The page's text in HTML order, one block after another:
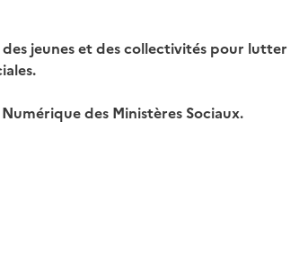
jeunes et des collectivités pour lutter
des Ministères Sociaux.